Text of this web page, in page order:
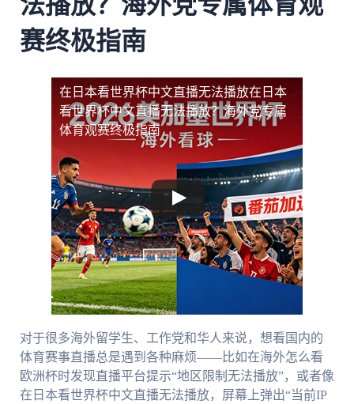
法播放？海外党专属体育观
赛终极指南
在日本看世界杯中文直播无法播放在日本
看世界杯中文直播无法播放？海外党专属
体育观赛终极指南
对于很多海外留学生、工作党和华人来说，想看国内的
体育赛事直播总是遇到各种麻烦——比如在海外怎么看
欧洲杯时发现直播平台提示“地区限制无法播放”，或者像
在日本看世界杯中文直播无法播放，屏幕上弹出“当前IP